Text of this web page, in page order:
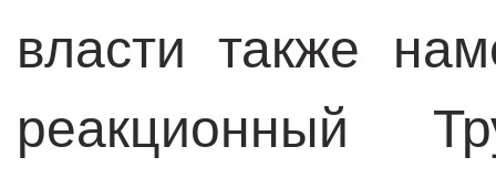
власти также
реакционный